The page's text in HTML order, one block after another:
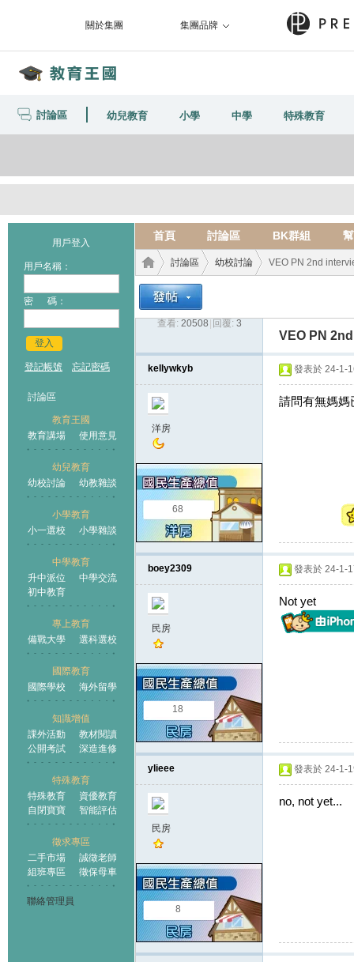
關於集團 集團品牌
討論區 幼兒教育 小學 中學 特殊教育
用戶登入
用戶名稱：
密 碼：
登入
登記帳號 忘記密碼
討論區
教育王國
教育講場
使用意見
幼兒教育
幼校討論
幼教雜談
小學教育
小一選校
小學雜談
中學教育
升中派位
中學交流
初中教育
專上教育
備戰大學
選科選校
國際教育
國際學校
海外留學
知識增值
課外活動
教材閱讀
公開考試
深造進修
特殊教育
特殊教育
資優教育
自閉寶寶
智能評估
徵求專區
二手市場
誠徵老師
組班專區
徵保母車
聯絡管理員
首頁 討論區 BK群組
王國
›
討論區
›
幼校討論 VEO PN 2nd
查看: 20508 回覆: 3
VEO PN
kellywkyb
洋房
68
發表於 24-1-
請問有無媽媽
boey2309
民房
18
發表於 24-1-
Not yet
ylieee
民房
8
發表於 24-1-
no, not yet...